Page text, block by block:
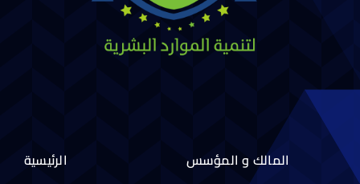
الرئيسية
المالك و المؤسس